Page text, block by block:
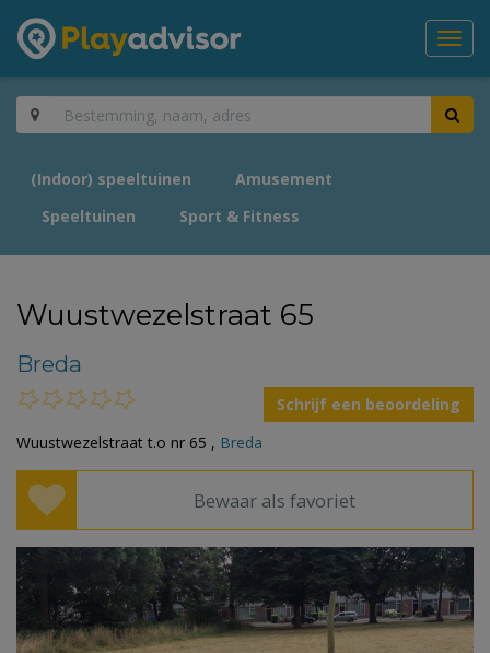
(Indoor) speeltuinen
Amusement
Speeltuinen
Sport & Fitness
Wuustwezelstraat 65
Breda
Schrijf een beoordeling
Wuustwezelstraat t.o nr 65 , Breda
Bewaar als favoriet